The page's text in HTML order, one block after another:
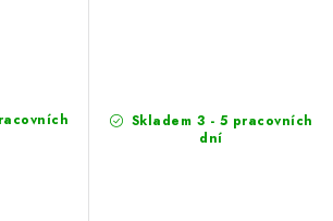
Skladem 3 - 5 pracovních
dní